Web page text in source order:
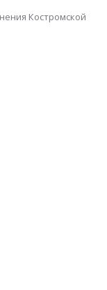
Костромской